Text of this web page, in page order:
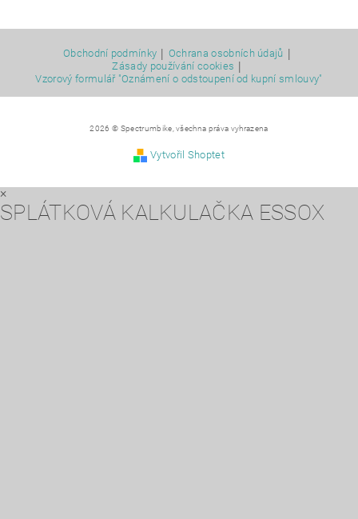
Obchodní podmínky Ochrana osobních údajů
Zásady používání cookies
Vzorový formulář "Oznámení o odstoupení od kupní smlouvy"
2026 © Spectrumbike, všechna práva vyhrazena
Vytvořil Shoptet
×
SPLÁTKOVÁ KALKULAČKA ESSOX